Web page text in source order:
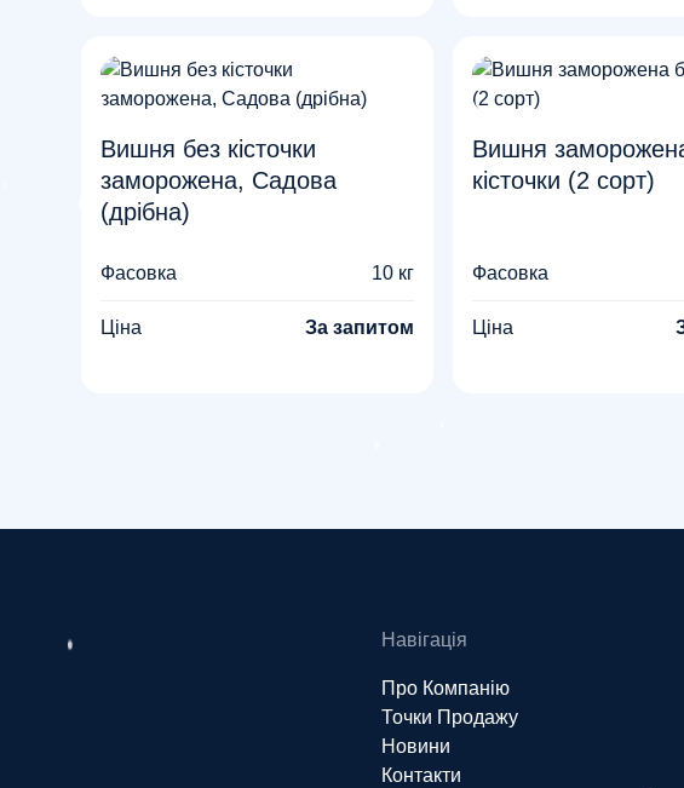
Вишня без кісточки
заморожена, Садова
(дрібна)
Фасовка 10 кг
Ціна За запитом
Вишня
кісточки (2 сорт)
Фасовка
Ціна
записів
Навігація
Про Компанію
Точки Продажу
Новини
Контакти